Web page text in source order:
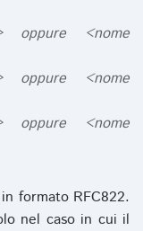
oppure <nome
oppure <nome
oppure <nome
formato RFC822.
nel caso in cui il